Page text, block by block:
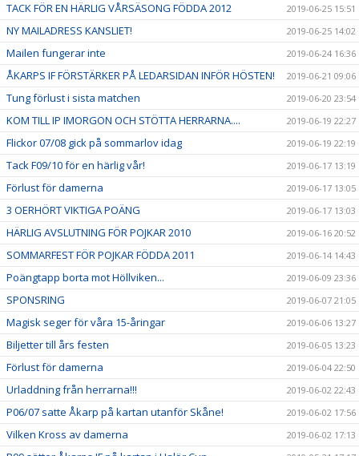
TACK FÖR EN HÄRLIG VÅRSÄSONG FÖDDA 2012 2019-06-25 15:51
NY MAILADRESS KANSLIET! 2019-06-25 14:02
Mailen fungerar inte 2019-06-24 16:36
ÅKARPS IF FÖRSTÄRKER PÅ LEDARSIDAN INFÖR HÖSTEN! 2019-06-21 09:06
Tung förlust i sista matchen 2019-06-20 23:54
KOM TILL IP IMORGON OCH STÖTTA HERRARNA.... 2019-06-19 22:27
Flickor 07/08 gick på sommarlov idag 2019-06-19 22:19
Tack F09/10 för en härlig vår! 2019-06-17 13:19
Förlust för damerna 2019-06-17 13:05
3 OERHÖRT VIKTIGA POÄNG 2019-06-17 13:03
HÄRLIG AVSLUTNING FÖR POJKAR 2010 2019-06-16 20:52
SOMMARFEST FÖR POJKAR FÖDDA 2011 2019-06-14 14:43
Poängtapp borta mot Höllviken... 2019-06-09 23:36
SPONSRING 2019-06-07 21:05
Magisk seger för våra 15-åringar 2019-06-06 13:27
Biljetter till års festen 2019-06-05 13:23
Förlust för damerna 2019-06-04 22:50
Urladdning från herrarna!!! 2019-06-02 22:43
P06/07 satte Åkarp på kartan utanför Skåne! 2019-06-02 17:56
Vilken Kross av damerna 2019-06-02 17:13